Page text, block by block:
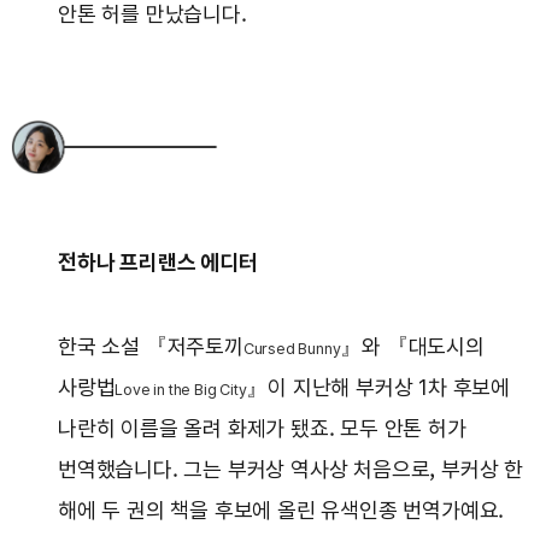
안톤 허를 만났습니다.
전하나 프리랜스 에디터
한국 소설 『저주토끼 Cursed Bunny』와 『대도시의
사랑법Love in the Big City』이 지난해 부커상 1차 후보에
나란히 이름을 올려 화제가 됐죠. 모두 안톤 허가
번역했습니다. 그는 부커상 역사상 처음으로, 부커상 한
해에 두 권의 책을 후보에 올린 유색인종 번역가예요.